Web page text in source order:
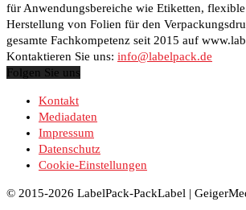
für Anwendungsbereiche wie Etiketten,
Herstellung von Folien für den
gesamte Fachkompetenz seit 2015 auf
Kontaktieren Sie uns: info@labelpack.de
Folgen Sie uns
Kontakt
Mediadaten
Impressum
Datenschutz
Cookie-Einstellungen
© 2015-2026 LabelPack-PackLabel |